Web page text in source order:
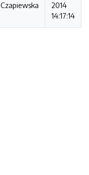
Czapiewska
2014
14:17:14